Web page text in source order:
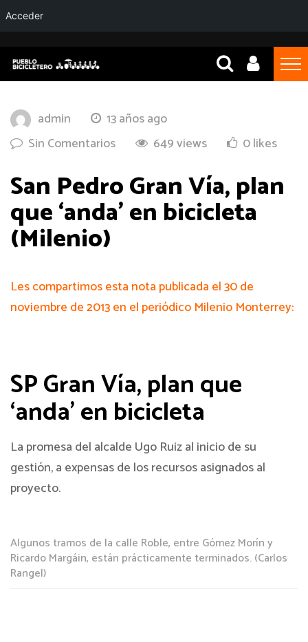
admin
13 años ago
Sin Comentarios
649 views 0 likes
San Pedro Gran Vía, plan
que ‘anda’ en bicicleta
(Milenio)
Les compartimos esta nota publicada el 30 de
noviembre de 2013 en el periódico Milenio Monterrey:
SP Gran Vía, plan que
‘anda’ en bicicleta
La promesa del alcalde Ugo Ruiz al inicio de su
gestión, a expensas de los recursos asignados al
proyecto.
Algunos tramos de la calle Roble, entre Gómez Morín y
Ricardo Margáin, están prácticamente terminados. (Carlos
Rangel)
Acceder